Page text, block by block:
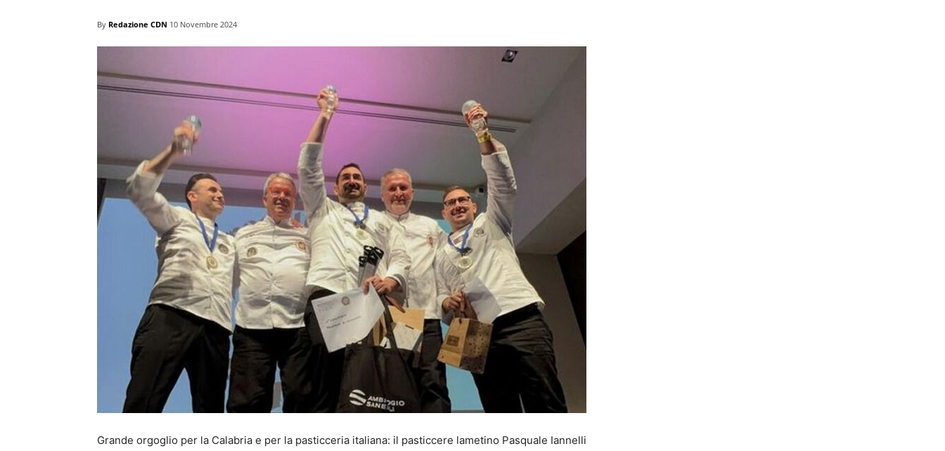
By Redazione CDN 10 Novembre 2024
Grande orgoglio per la Calabria e per la pasticceria italiana: il pasticcere lametino Pasquale Iannelli